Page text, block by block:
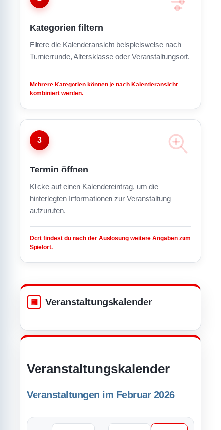
Kategorien filtern
Filtere die Kalenderansicht beispielsweise nach
Turnierrunde, Altersklasse oder Veranstaltungsort.
Mehrere Kategorien können je nach Kalenderansicht
kombiniert werden.
3
Termin öffnen
Klicke auf einen Kalendereintrag, um die
hinterlegten Informationen zur Veranstaltung
aufzurufen.
Dort findest du nach der Auslosung weitere Angaben zum
Spielort.
Veranstaltungskalender
Veranstaltungskalender
Veranstaltungen im Februar 2026